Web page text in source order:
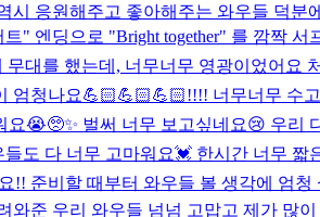
응원해주고 좋아해주는 와우들 덕분
" 엔딩으로 "Bright together" 를 깜짝
무대를 했는데, 너무너무 영광이었어요
청나요💪🏻💪🏻💪🏻!!!! 너무너무 수
😭🥺✨ 벌써 너무 보고싶네요😢 우리
도 다 너무 고마워요💓 한시간 너무
!! 준비할 때부터 와우들 볼 생각에 엄
준 우리 와우들 넘넘 고맙고 제가 많